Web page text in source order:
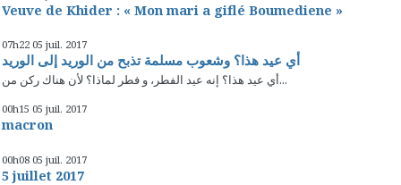
Veuve de Khider : « Mon mari a giflé Boumediene »
07h22 05 juil. 2017
أي عيد هذا؟ وشعوب مسلمة تذبح من الوريد إلى الوريد
أي عيد هذا؟ إنه عيد الفطر، و فطر لماذا؟ لأن هناك ركن من...
00h15 05 juil. 2017
macron
00h08 05 juil. 2017
5 juillet 2017